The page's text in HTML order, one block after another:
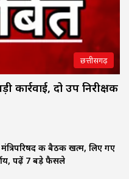
छत्तीसगढ़
कार्रवाई, दो उप निरीक्षक
की बैठक खत्म, लिए गए
पढ़ें 7 बड़े फैसले